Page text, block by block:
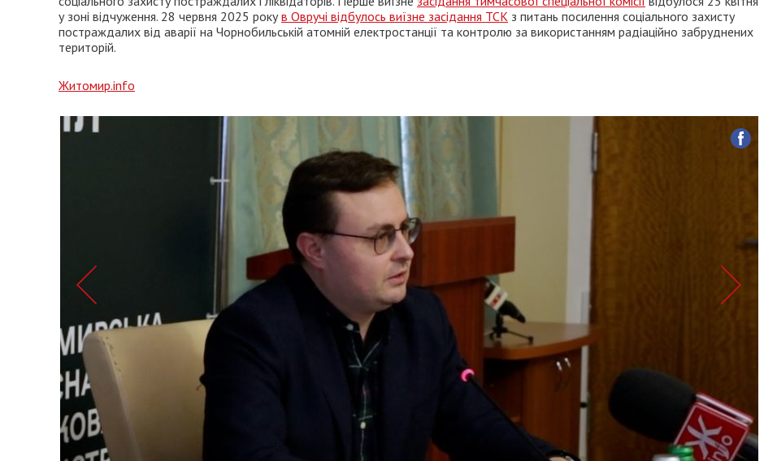
у зоні відчуження. 28 червня 2025 рокув Овручі відбулось виїзне засідання ТСК з питань посилення соціального захисту
постраждалих від аварії на Чорнобильській атомній електростанції та контролю за використанням радіаційно забруднених
територій.
Житомир.info